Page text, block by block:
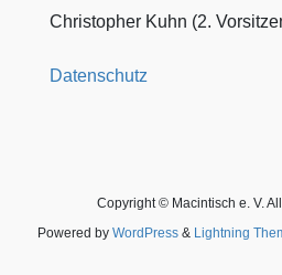
Christopher Kuhn (2.
Datenschutz
Copyright © Macintisch e. V.
Powered by WordPress& Lightning